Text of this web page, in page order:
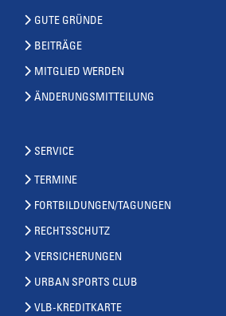
GUTE GRÜNDE
BEITRÄGE
MITGLIED WERDEN
ÄNDERUNGSMITTEILUNG
SERVICE
TERMINE
FORTBILDUNGEN/TAGUNGEN
RECHTSSCHUTZ
VERSICHERUNGEN
URBAN SPORTS CLUB
VLB-KREDITKARTE